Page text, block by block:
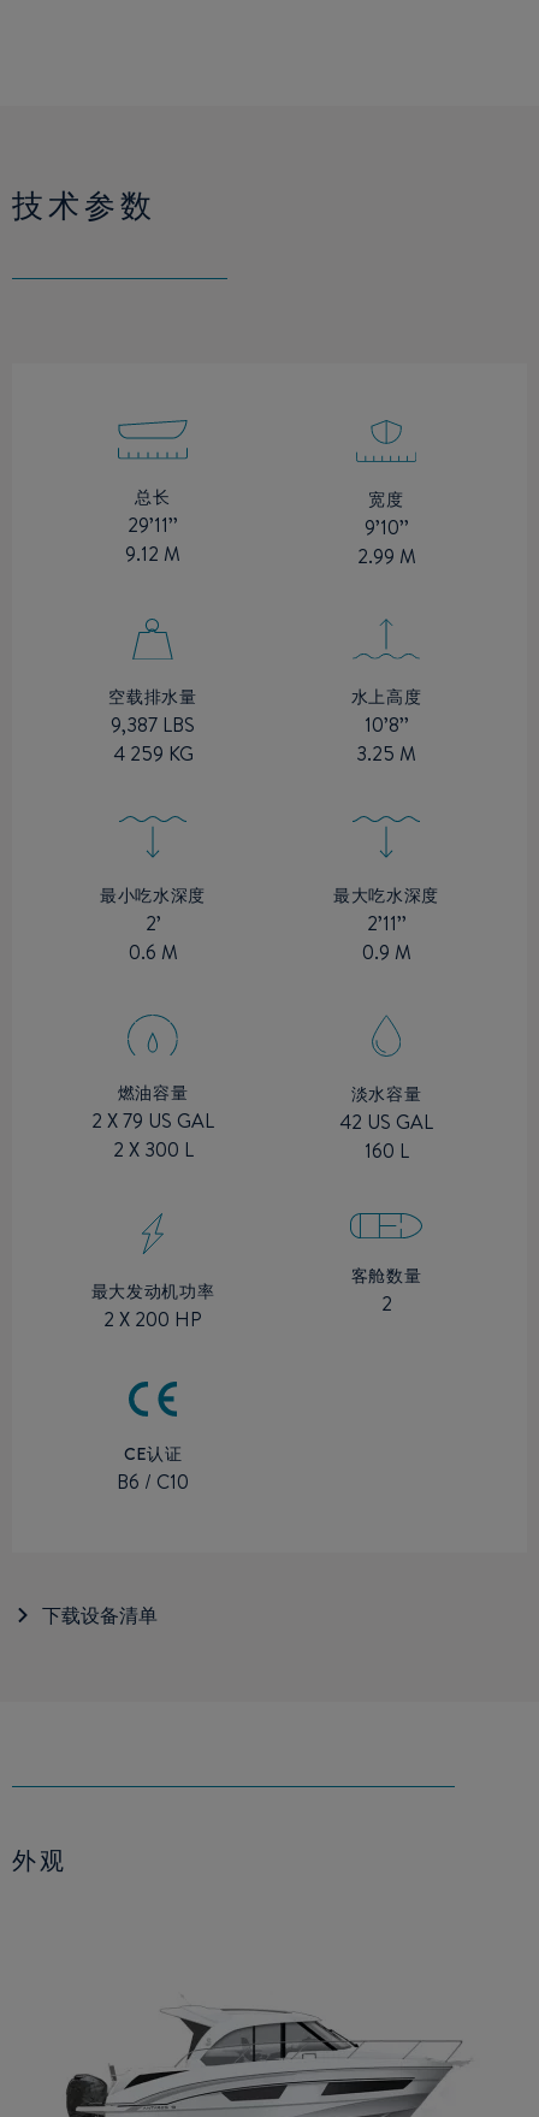
技术参数
总长
29’11’’
9.12 M
宽度
9’10’’
2.99 M
空载排水量
9,387 LBS
4 259 KG
水上高度
10’8’’
3.25 M
最小吃水深度
2’
0.6 M
最大吃水深度
2’11’’
0.9 M
燃油容量
2 X 79 US GAL
2 X 300 L
淡水容量
42 US GAL
160 L
最大发动机功率
2 X 200 HP
客舱数量
2
CE认证
B6 / C10
下载设备清单
外观